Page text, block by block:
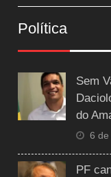
Política
Sem
do
6 de
PF